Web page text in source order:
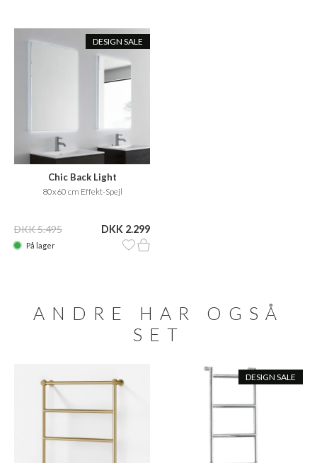
DESIGN SALE
Chic Back Light
80x60 cm Effekt-Spejl
DKK 5.495 DKK 2.299
På lager
ANDRE HAR OGSÅ
SET
DESIGN SALE